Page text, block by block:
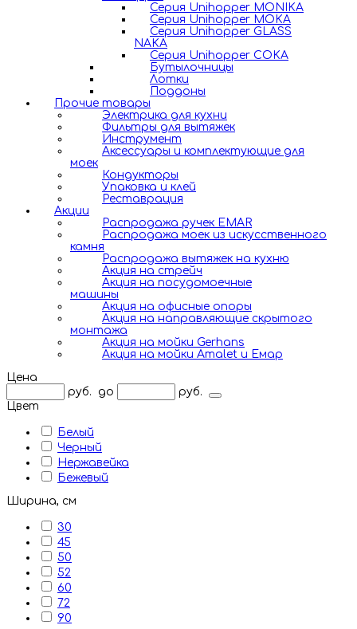
Серия Unihopper MONIKA
Серия Unihopper MOKA
Серия Unihopper GLASS
NAKA
Серия Unihopper COKA
Бутылочницы
Лотки
Поддоны
Прочие товары
Электрика для кухни
Фильтры для вытяжек
Инструмент
Аксессуары и комплектующие для
моек
Кондукторы
Упаковка и клей
Реставрация
Акции
Распродажа ручек EMAR
Распродажа моек из искусственного
камня
Распродажа вытяжек на кухню
Акция на стрейч
Акция на посудомоечные
машины
Акция на офисные опоры
Акция на направляющие скрытого
монтажа
Акция на мойки Gerhans
Акция на мойки Amalet и Емар
Цена
руб.
до
руб.
Цвет
Белый
Черный
Нержавейка
Бежевый
Ширина, см
30
45
50
52
60
72
90